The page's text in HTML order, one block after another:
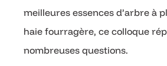
meilleures essences d’arbre à
haie fourragère, ce colloque
nombreuses questions.